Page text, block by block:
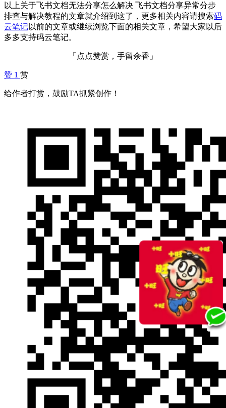
以上关于飞书文档无法分享怎么解决 飞书文档分享异常分步
排查与解决教程的文章就介绍到这了，更多相关内容请搜索码
云笔记以前的文章或继续浏览下面的相关文章，希望大家以后
多多支持码云笔记。
「点点赞赏，手留余香」
赞 1 赏
给作者打赏，鼓励TA抓紧创作！